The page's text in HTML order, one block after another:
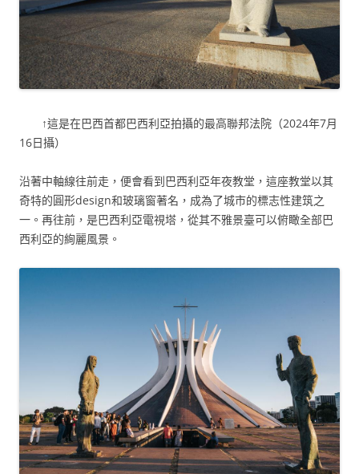
↑這是在巴西首都巴西利亞拍攝的最高聯邦法院（2024年7月
16日攝）
沿著中軸線往前走，便會看到巴西利亞年夜教堂，這座教堂以其
奇特的圓形design和玻璃窗著名，成為了城市的標志性建筑之
一。再往前，是巴西利亞電視塔，從其不雅景臺可以俯瞰全部巴
西利亞的絢麗風景。